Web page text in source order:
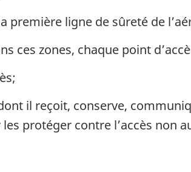
première ligne de sûreté de
ces zones, chaque point
il reçoit, conserve,
protéger contre l’accès non